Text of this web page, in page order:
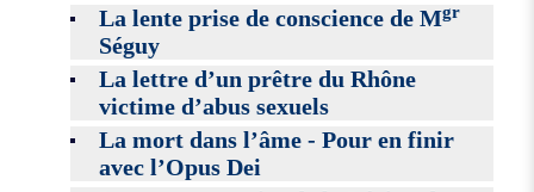
La lente prise de conscience de Mgr
Séguy
La lettre d’un prêtre du Rhône
victime d’abus sexuels
La mort dans l’âme - Pour en finir
avec l’Opus Dei